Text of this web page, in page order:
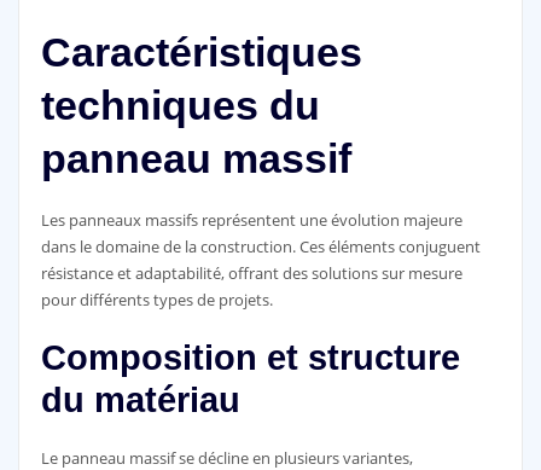
Caractéristiques
techniques du
panneau massif
Les panneaux massifs représentent une évolution majeure
dans le domaine de la construction. Ces éléments conjuguent
résistance et adaptabilité, offrant des solutions sur mesure
pour différents types de projets.
Composition et structure
du matériau
Le panneau massif se décline en plusieurs variantes,